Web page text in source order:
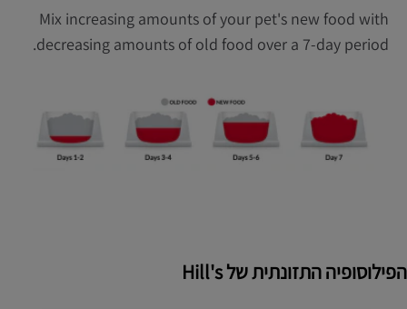
Mix increasing amounts of your pet's new food with
decreasing amounts of old food over a 7-day period.
הפילוסופיה התזונתית של Hill's